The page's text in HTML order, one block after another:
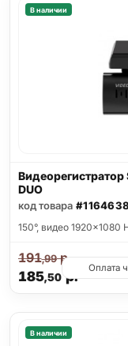
В наличии
Видеорегистратор
DUO
код товара
150°, видео 1920x1080
185,50р.
191,99р.
Оплата
В наличии